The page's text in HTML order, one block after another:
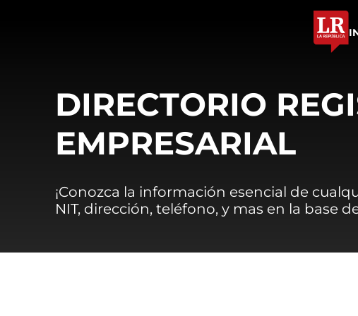
DIRECTORIO
EMPRESARIAL
¡Conozca la información esencial de
NIT, dirección, teléfono, y mas en la base